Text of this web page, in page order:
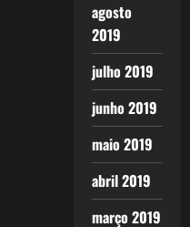
agosto
2019
julho 2019
junho 2019
maio 2019
abril 2019
março 2019